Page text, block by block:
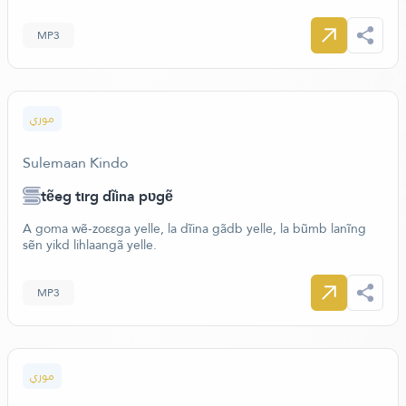
MP3
موري
Sulemaan Kindo
tẽeg tιrg dĩina pʋgẽ
A goma wẽ-zoεεga yelle, la dĩina gãdb yelle, la bũmb lanĩng
sẽn yikd lihlaangã yelle.
MP3
موري